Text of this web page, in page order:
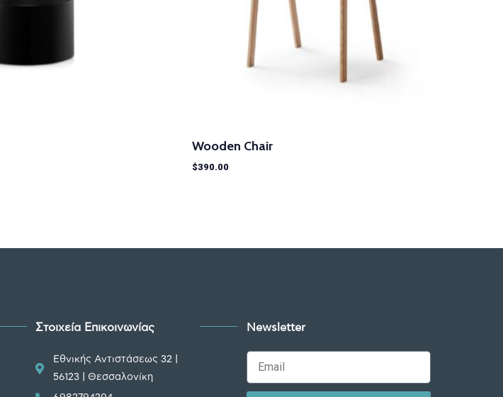
Wooden Chair
$390.00
Στοιχεία Επικοινωνίας
Εθνικής Αντιστάσεως 32 |
56123 | Θεσσαλονίκη
Newsletter